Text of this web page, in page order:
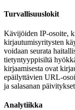
Turvallisuuslokit
Kävijöiden IP-osoite,
kirjautumisyritysten
voidaan seurata
tietyntyyppisiltä
kirjaamisesta ovat
epäilyttävien URL-
ja salasanan
Analytiikka